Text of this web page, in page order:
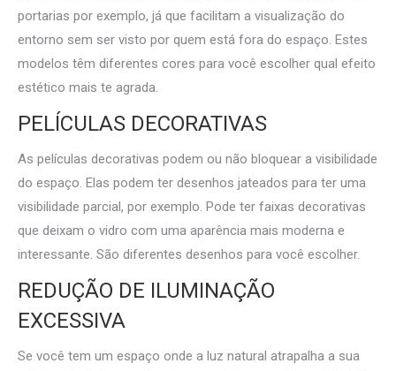
portarias por exemplo, já que facilitam a visualização do
entorno sem ser visto por quem está fora do espaço. Estes
modelos têm diferentes cores para você escolher qual efeito
estético mais te agrada.
PELÍCULAS DECORATIVAS
As películas decorativas podem ou não bloquear a visibilidade
do espaço. Elas podem ter desenhos jateados para ter uma
visibilidade parcial, por exemplo. Pode ter faixas decorativas
que deixam o vidro com uma aparência mais moderna e
interessante. São diferentes desenhos para você escolher.
REDUÇÃO DE ILUMINAÇÃO
EXCESSIVA
Se você tem um espaço onde a luz natural atrapalha a sua